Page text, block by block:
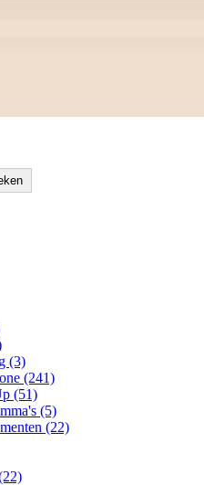
(3)
(241)
(51)
(5)
(22)